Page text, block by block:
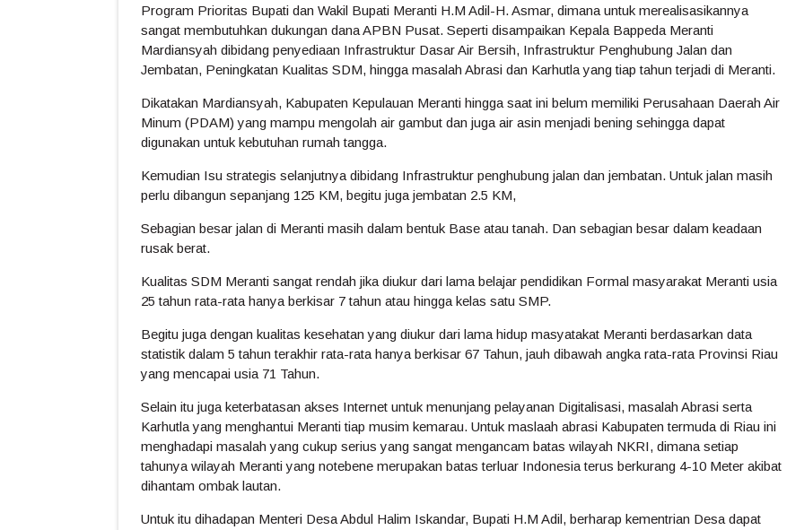
Program Prioritas Bupati dan Wakil Bupati Meranti H.M Adil-H. Asmar, dimana untuk merealisasikannya
sangat membutuhkan dukungan dana APBN Pusat. Seperti disampaikan Kepala Bappeda Meranti
Mardiansyah dibidang penyediaan Infrastruktur Dasar Air Bersih, Infrastruktur Penghubung Jalan dan
Jembatan, Peningkatan Kualitas SDM, hingga masalah Abrasi dan Karhutla yang tiap tahun terjadi di Meranti.
Dikatakan Mardiansyah, Kabupaten Kepulauan Meranti hingga saat ini belum memiliki Perusahaan Daerah Air
Minum (PDAM) yang mampu mengolah air gambut dan juga air asin menjadi bening sehingga dapat
digunakan untuk kebutuhan rumah tangga.
Kemudian Isu strategis selanjutnya dibidang Infrastruktur penghubung jalan dan jembatan. Untuk jalan masih
perlu dibangun sepanjang 125 KM, begitu juga jembatan 2.5 KM,
Sebagian besar jalan di Meranti masih dalam bentuk Base atau tanah. Dan sebagian besar dalam keadaan
rusak berat.
Kualitas SDM Meranti sangat rendah jika diukur dari lama belajar pendidikan Formal masyarakat Meranti usia
25 tahun rata-rata hanya berkisar 7 tahun atau hingga kelas satu SMP.
Begitu juga dengan kualitas kesehatan yang diukur dari lama hidup masyatakat Meranti berdasarkan data
statistik dalam 5 tahun terakhir rata-rata hanya berkisar 67 Tahun, jauh dibawah angka rata-rata Provinsi Riau
yang mencapai usia 71 Tahun.
Selain itu juga keterbatasan akses Internet untuk menunjang pelayanan Digitalisasi, masalah Abrasi serta
Karhutla yang menghantui Meranti tiap musim kemarau. Untuk maslaah abrasi Kabupaten termuda di Riau ini
menghadapi masalah yang cukup serius yang sangat mengancam batas wilayah NKRI, dimana setiap
tahunya wilayah Meranti yang notebene merupakan batas terluar Indonesia terus berkurang 4-10 Meter akibat
dihantam ombak lautan.
Untuk itu dihadapan Menteri Desa Abdul Halim Iskandar, Bupati H.M Adil, berharap kementrian Desa dapat